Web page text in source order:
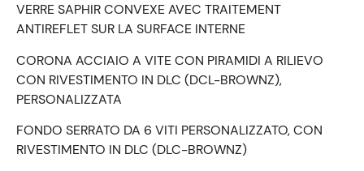
VERRE SAPHIR CONVEXE AVEC TRAITEMENT
ANTIREFLET SUR LA SURFACE INTERNE
CORONA ACCIAIO A VITE CON PIRAMIDI A RILIEVO
CON RIVESTIMENTO IN DLC (DCL-BROWNZ),
PERSONALIZZATA
FONDO SERRATO DA 6 VITI PERSONALIZZATO, CON
RIVESTIMENTO IN DLC (DLC-BROWNZ)